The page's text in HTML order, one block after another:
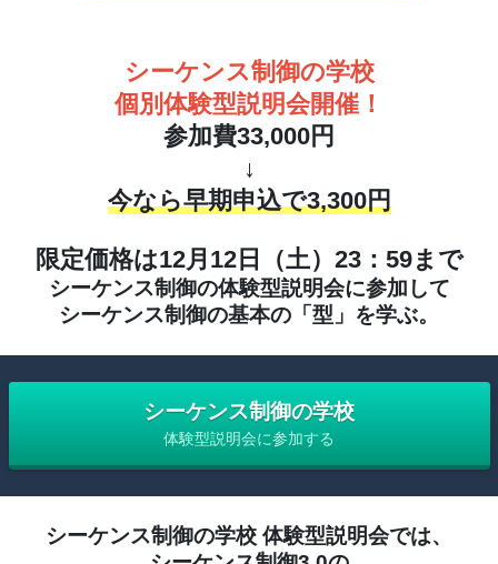
シーケンス制御の学校
個別体験型説明会開催！
参加費33,000円
↓
今なら早期申込で3,300円
限定価格は12月12日（土）23：59まで
シーケンス制御の体験型説明会に参加して
シーケンス制御の基本の「型」を学ぶ。
シーケンス制御の学校
体験型説明会に参加する
シーケンス制御の学校 体験型説明会では、